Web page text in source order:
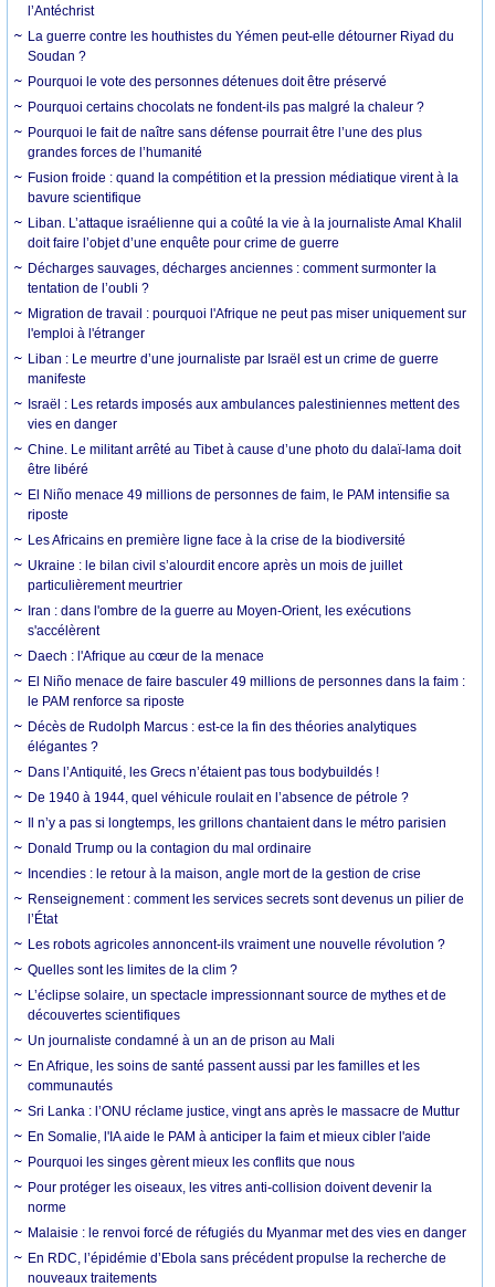
l’Antéchrist
La guerre contre les houthistes du Yémen peut-elle détourner Riyad du
Soudan ?
Pourquoi le vote des personnes détenues doit être préservé
Pourquoi certains chocolats ne fondent-ils pas malgré la chaleur ?
Pourquoi le fait de naître sans défense pourrait être l’une des plus
grandes forces de l’humanité
Fusion froide : quand la compétition et la pression médiatique virent à la
bavure scientifique
Liban. L’attaque israélienne qui a coûté la vie à la journaliste Amal Khalil
doit faire l’objet d’une enquête pour crime de guerre
Décharges sauvages, décharges anciennes : comment surmonter la
tentation de l’oubli ?
Migration de travail : pourquoi l'Afrique ne peut pas miser uniquement sur
l'emploi à l'étranger
Liban : Le meurtre d’une journaliste par Israël est un crime de guerre
manifeste
Israël : Les retards imposés aux ambulances palestiniennes mettent des
vies en danger
Chine. Le militant arrêté au Tibet à cause d’une photo du dalaï-lama doit
être libéré
El Niño menace 49 millions de personnes de faim, le PAM intensifie sa
riposte
Les Africains en première ligne face à la crise de la biodiversité
Ukraine : le bilan civil s’alourdit encore après un mois de juillet
particulièrement meurtrier
Iran : dans l'ombre de la guerre au Moyen-Orient, les exécutions
s'accélèrent
Daech : l'Afrique au cœur de la menace
El Niño menace de faire basculer 49 millions de personnes dans la faim :
le PAM renforce sa riposte
Décès de Rudolph Marcus : est-ce la fin des théories analytiques
élégantes ?
Dans l’Antiquité, les Grecs n’étaient pas tous bodybuildés !
De 1940 à 1944, quel véhicule roulait en l’absence de pétrole ?
Il n’y a pas si longtemps, les grillons chantaient dans le métro parisien
Donald Trump ou la contagion du mal ordinaire
Incendies : le retour à la maison, angle mort de la gestion de crise
Renseignement : comment les services secrets sont devenus un pilier de
l’État
Les robots agricoles annoncent-ils vraiment une nouvelle révolution ?
Quelles sont les limites de la clim ?
L’éclipse solaire, un spectacle impressionnant source de mythes et de
découvertes scientifiques
Un journaliste condamné à un an de prison au Mali
En Afrique, les soins de santé passent aussi par les familles et les
communautés
Sri Lanka : l’ONU réclame justice, vingt ans après le massacre de Muttur
En Somalie, l'IA aide le PAM à anticiper la faim et mieux cibler l'aide
Pourquoi les singes gèrent mieux les conflits que nous
Pour protéger les oiseaux, les vitres anti-collision doivent devenir la
norme
Malaisie : le renvoi forcé de réfugiés du Myanmar met des vies en danger
En RDC, l’épidémie d’Ebola sans précédent propulse la recherche de
nouveaux traitements